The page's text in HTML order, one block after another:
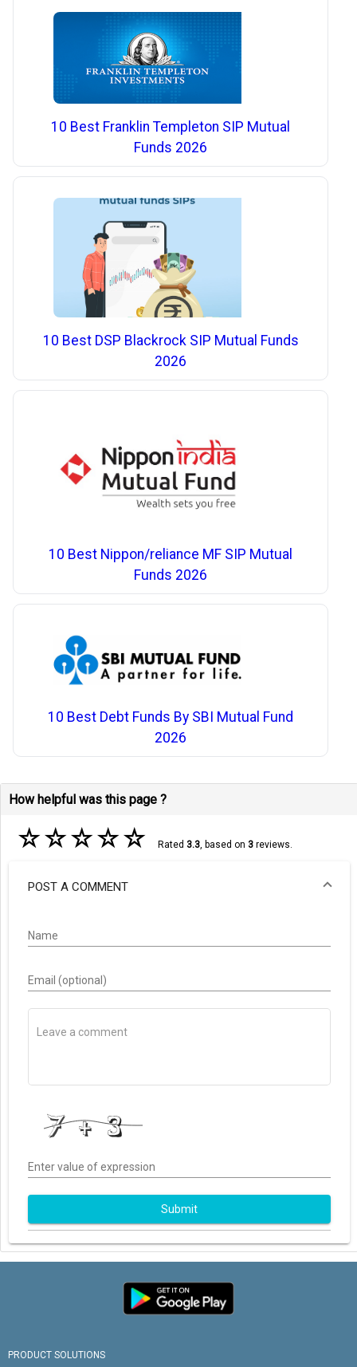
10 Best Franklin Templeton SIP Mutual
Funds 2026
10 Best DSP Blackrock SIP Mutual Funds
2026
10 Best Nippon/reliance MF SIP Mutual
Funds 2026
10 Best Debt Funds By SBI Mutual Fund
2026
How helpful was this page ?
☆☆☆☆☆ Rated 3.3, based on 3reviews.
POST A COMMENT
Name
Email (optional)
Enter value of expression
Submit
PRODUCT SOLUTIONS